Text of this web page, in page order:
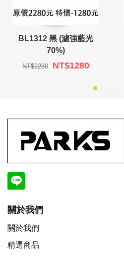
BL1312 黑 (濾強藍光
70%)
NT$2280 NT$1280
關於我們
關於我們
精選商品